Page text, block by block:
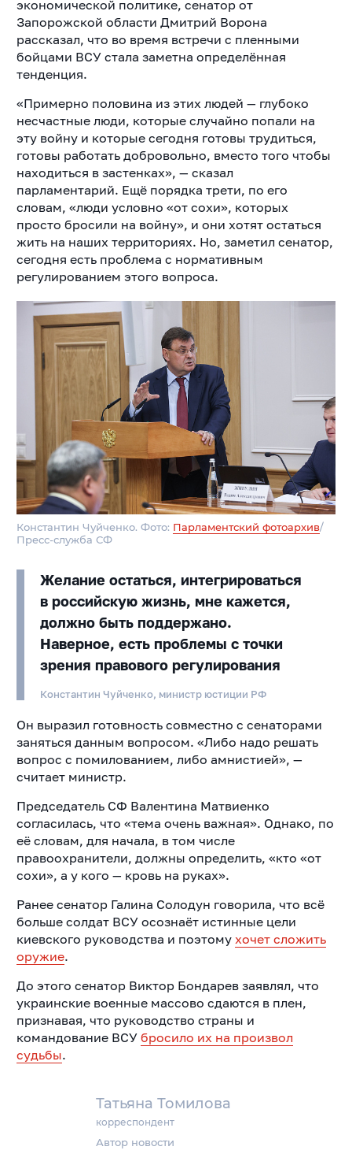
Татьяна Томилова
корреспондент
Автор новости
экономической политике, сенатор от
Запорожской области Дмитрий Ворона
рассказал, что во время встречи с пленными
бойцами ВСУ стала заметна определённая
тенденция.
«Примерно половина из этих людей — глубоко
несчастные люди, которые случайно попали на
эту войну и которые сегодня готовы трудиться,
готовы работать добровольно, вместо того чтобы
находиться в застенках», — сказал
парламентарий. Ещё порядка трети, по его
словам, «люди условно «от сохи», которых
просто бросили на войну», и они хотят остаться
жить на наших территориях. Но, заметил сенатор,
сегодня есть проблема с нормативным
регулированием этого вопроса.
Константин Чуйченко. Фото: Парламентский фотоархив/
Пресс-служба СФ
Желание остаться, интегрироваться
в российскую жизнь, мне кажется,
должно быть поддержано.
Наверное, есть проблемы с точки
зрения правового регулирования
Константин Чуйченко, министр юстиции РФ
Он выразил готовность совместно с сенаторами
заняться данным вопросом. «Либо надо решать
вопрос с помилованием, либо амнистией», —
считает министр.
Председатель СФ Валентина Матвиенко
согласилась, что «тема очень важная». Однако, по
её словам, для начала, в том числе
правоохранители, должны определить, «кто «от
сохи», а у кого — кровь на руках».
Ранее сенатор Галина Солодун говорила, что всё
больше солдат ВСУ осознаёт истинные цели
киевского руководства и поэтому хочет сложить
оружие.
До этого сенатор Виктор Бондарев заявлял, что
украинские военные массово сдаются в плен,
признавая, что руководство страны и
командование ВСУ бросило их на произвол
судьбы.